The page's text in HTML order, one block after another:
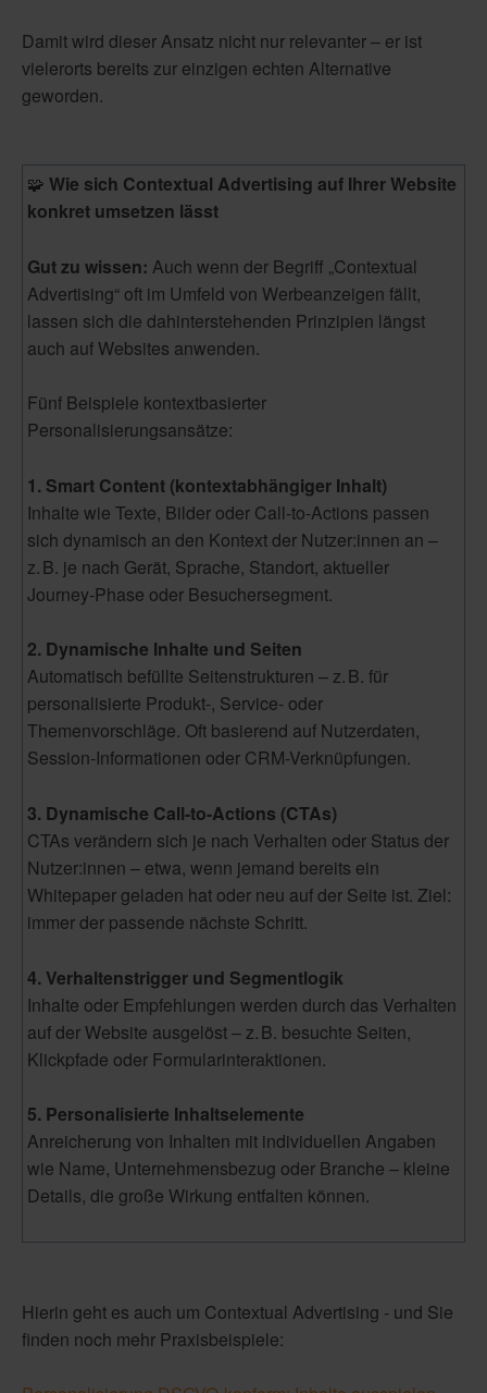
Damit wird dieser Ansatz nicht nur relevanter – er ist
vielerorts bereits zur einzigen echten Alternative
geworden.
🧩 Wie sich Contextual Advertising auf Ihrer Website
konkret umsetzen lässt
Gut zu wissen: Auch wenn der Begriff „Contextual
Advertising“ oft im Umfeld von Werbeanzeigen fällt,
lassen sich die dahinterstehenden Prinzipien längst
auch auf Websites anwenden.
Fünf Beispiele kontextbasierter
Personalisierungsansätze:
1. Smart Content (kontextabhängiger Inhalt)
Inhalte wie Texte, Bilder oder Call-to-Actions passen
sich dynamisch an den Kontext der Nutzer:innen an –
z. B. je nach Gerät, Sprache, Standort, aktueller
Journey-Phase oder Besuchersegment.
2. Dynamische Inhalte und Seiten
Automatisch befüllte Seitenstrukturen – z. B. für
personalisierte Produkt-, Service- oder
Themenvorschläge. Oft basierend auf Nutzerdaten,
Session-Informationen oder CRM-Verknüpfungen.
3. Dynamische Call-to-Actions (CTAs)
CTAs verändern sich je nach Verhalten oder Status der
Nutzer:innen – etwa, wenn jemand bereits ein
Whitepaper geladen hat oder neu auf der Seite ist. Ziel:
immer der passende nächste Schritt.
4. Verhaltenstrigger und Segmentlogik
Inhalte oder Empfehlungen werden durch das Verhalten
auf der Website ausgelöst – z. B. besuchte Seiten,
Klickpfade oder Formularinteraktionen.
5. Personalisierte Inhaltselemente
Anreicherung von Inhalten mit individuellen Angaben
wie Name, Unternehmensbezug oder Branche – kleine
Details, die große Wirkung entfalten können.
Hierin geht es auch um Contextual Advertising - und Sie
finden noch mehr Praxisbeispiele: